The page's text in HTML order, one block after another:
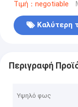
Τιμή：negotiable
Καλύτερη
Περιγραφή
Υψηλό φως